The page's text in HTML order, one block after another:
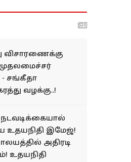
விசாரணைக்கு
- சங்கீதா
வழக்கு..!
நடவடிக்கையால்
உதயநிதி இமேஜ்!
அதிரடி
உதயநிதி